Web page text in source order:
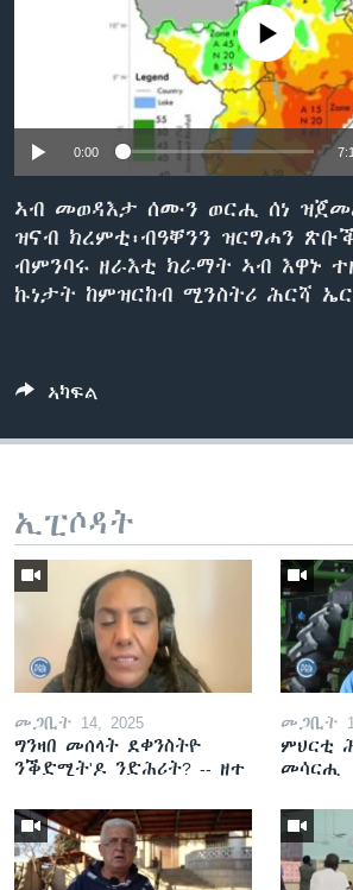
ቂሔ ጽልሚ
No media source currently
0:00
ኣብ መወዳእታ ሰሙን ወርሒ ሰነ
ዝናብ ክረምቲ፡ብዓቐንን ዝርግሐን
ብምንባሩ ዘራእቲ ክራማት ኣብ እዋኑ
ኩነታት ከምዝርከብ ሚንስትሪ ሕርሻ
ኣካፍል
ኢፒሶዳት
መጋቢት 14, 2025
ግንዛበ መሰላት ደቀንስትዮ
ንቕድሚት'ዶ ንድሕሪት? -- ዘተ
መጋቢት
ምህርቲ
መሳርሒ